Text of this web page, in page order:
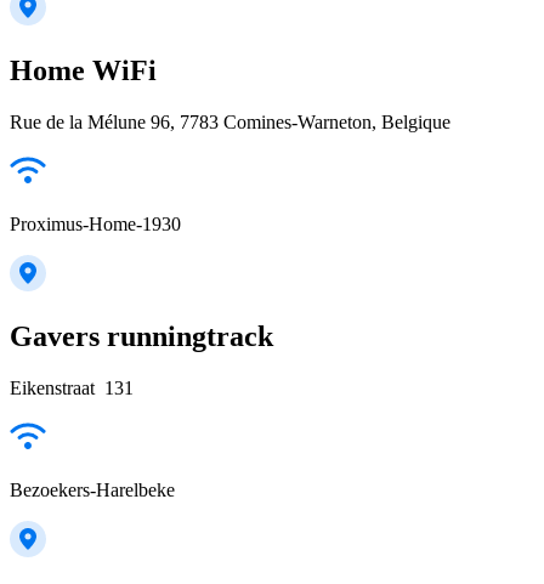
Home WiFi
Rue de la Mélune 96, 7783 Comines-Warneton, Belgique
Proximus-Home-1930
Gavers runningtrack
Eikenstraat 131
Bezoekers-Harelbeke